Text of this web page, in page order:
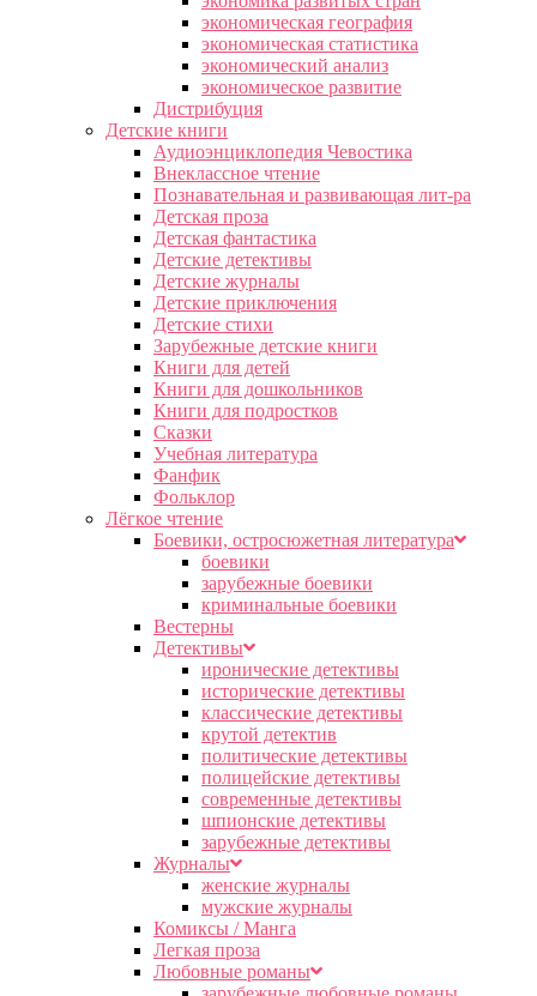
экономическая география
экономическая статистика
экономический анализ
экономическое развитие
Дистрибуция
Детские книги
Аудиоэнциклопедия Чевостика
Внеклассное чтение
Познавательная и развивающая лит-ра
Детская проза
Детская фантастика
Детские детективы
Детские журналы
Детские приключения
Детские стихи
Зарубежные детские книги
Книги для детей
Книги для дошкольников
Книги для подростков
Сказки
Учебная литература
Фанфик
Фольклор
Лёгкое чтение
Боевики, остросюжетная литература
боевики
зарубежные боевики
криминальные боевики
Вестерны
Детективы
иронические детективы
исторические детективы
классические детективы
крутой детектив
политические детективы
полицейские детективы
современные детективы
шпионские детективы
зарубежные детективы
Журналы
женские журналы
мужские журналы
Комиксы / Манга
Легкая проза
Любовные романы